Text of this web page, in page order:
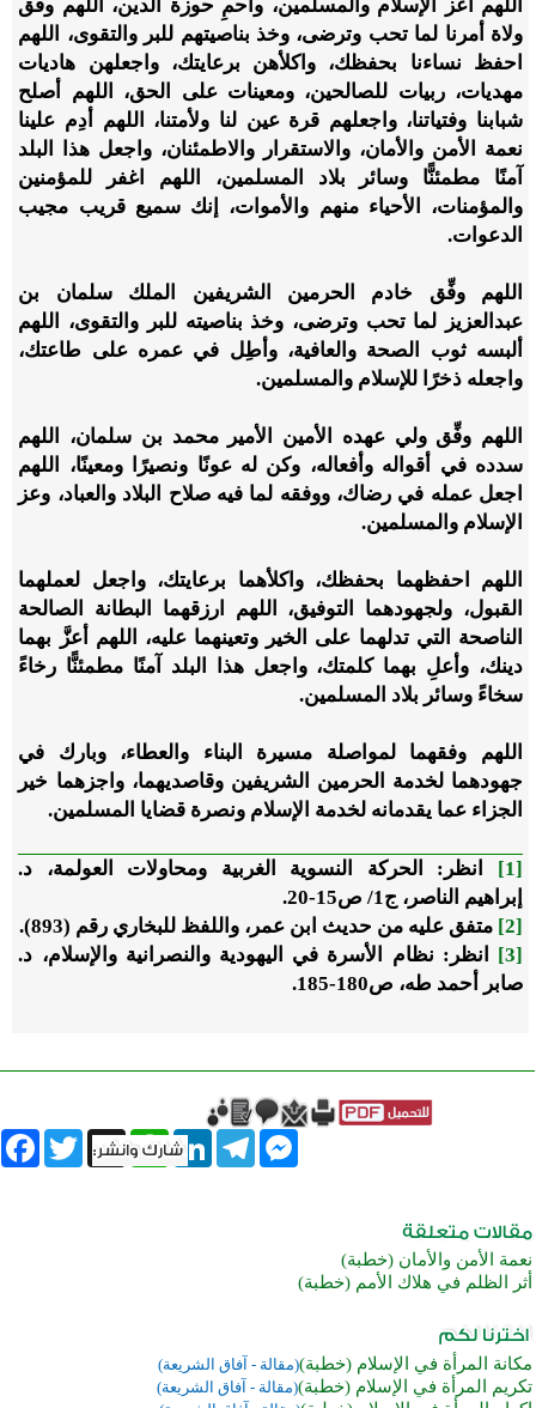
اللهم أعز الإسلام والمسلمين، واحمِ حوزة الدين، اللهم وفق
ولاة أمرنا لما تحب وترضى، وخذ بناصيتهم للبر والتقوى، اللهم
احفظ نساءنا بحفظك، واكلأهن برعايتك، واجعلهن هاديات
مهديات، ربيات للصالحين، ومعينات على الحق، اللهم أصلح
شبابنا وفتياتنا، واجعلهم قرة عين لنا ولأمتنا، اللهم أدِم علينا
نعمة الأمن والأمان، والاستقرار والاطمئنان، واجعل هذا البلد
آمنًا مطمئنًّا وسائر بلاد المسلمين، اللهم اغفر للمؤمنين
والمؤمنات، الأحياء منهم والأموات، إنك سميع قريب مجيب
الدعوات.
اللهم وفِّق خادم الحرمين الشريفين الملك سلمان بن
عبدالعزيز لما تحب وترضى، وخذ بناصيته للبر والتقوى، اللهم
ألبسه ثوب الصحة والعافية، وأطِل في عمره على طاعتك،
واجعله ذخرًا للإسلام والمسلمين.
اللهم وفِّق ولي عهده الأمين الأمير محمد بن سلمان، اللهم
سدده في أقواله وأفعاله، وكن له عونًا ونصيرًا ومعينًا، اللهم
اجعل عمله في رضاك، ووفقه لما فيه صلاح البلاد والعباد، وعز
الإسلام والمسلمين.
اللهم احفظهما بحفظك، واكلأهما برعايتك، واجعل لعملهما
القبول، ولجهودهما التوفيق، اللهم ارزقهما البطانة الصالحة
الناصحة التي تدلهما على الخير وتعينهما عليه، اللهم أعزَّ بهما
دينك، وأعلِ بهما كلمتك، واجعل هذا البلد آمنًا مطمئنًّا رخاءً
سخاءً وسائر بلاد المسلمين.
اللهم وفقهما لمواصلة مسيرة البناء والعطاء، وبارك في
جهودهما لخدمة الحرمين الشريفين وقاصديهما، واجزهما خير
الجزاء عما يقدمانه لخدمة الإسلام ونصرة قضايا المسلمين.
[1]
انظر: الحركة النسوية الغربية ومحاولات العولمة، د.
إبراهيم الناصر، ج1/ ص15-20.
[2]
متفق عليه من حديث ابن عمر، واللفظ للبخاري رقم (893).
[3]
انظر: نظام الأسرة في اليهودية والنصرانية والإسلام، د.
صابر أحمد طه، ص180-185.
Twitter X
WhatsAppLinkedInTelegram
Messenger
نعمة الأمن والأمان (خطبة)
أثر الظلم في هلاك الأمم (خطبة)
مكانة المرأة في الإسلام (خطبة)(مقالة - آفاق الشريعة)
تكريم المرأة في الإسلام (خطبة)(مقالة - آفاق الشريعة)